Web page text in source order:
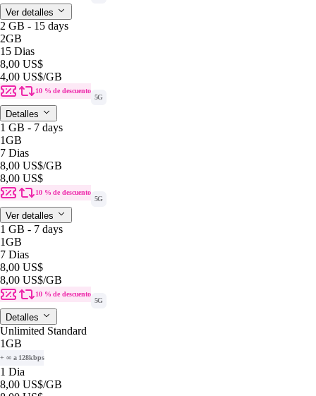
Ver detalles
2 GB - 15 days
2GB
15 Dias
8,00 US$
4,00 US$/GB
10 % de descuento
5G
Detalles
1 GB - 7 days
1GB
7 Dias
8,00 US$/GB
8,00 US$
10 % de descuento
5G
Ver detalles
1 GB - 7 days
1GB
7 Dias
8,00 US$
8,00 US$/GB
10 % de descuento
5G
Detalles
Unlimited Standard
1GB
+ ∞ a 128kbps
1 Dia
8,00 US$/GB